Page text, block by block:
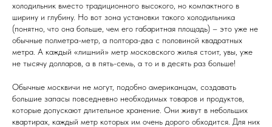
холодильник вместо традиционного высокого, но компактного в
ширину и глубину. Но вот зона установки такого холодильника
(понятно, что она больше, чем его габаритная площадь) – это уже не
обычные полметра-метр, а полтора-два с половиной квадратных
метра. А каждый «лишний» метр московского жилья стоит, увы, уже
не тысячу долларов, а в пять-семь, а то и в десять раз больше!
Обычные москвичи не могут, подобно американцам, создавать
большие запасы повседневно необходимых товаров и продуктов,
которые допускают длительное хранение. Они живут в небольших
квартирах, каждый метр которых им очень дорого обходится. Для них